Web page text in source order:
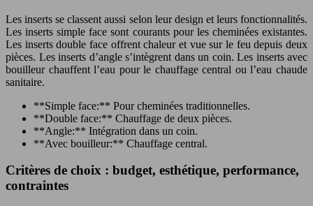
Les inserts se classent aussi selon leur design et leurs fonctionnalités.
Les inserts simple face sont courants pour les cheminées existantes.
Les inserts double face offrent chaleur et vue sur le feu depuis deux
pièces. Les inserts d’angle s’intègrent dans un coin. Les inserts avec
bouilleur chauffent l’eau pour le chauffage central ou l’eau chaude
sanitaire.
**Simple face:** Pour cheminées traditionnelles.
**Double face:** Chauffage de deux pièces.
**Angle:** Intégration dans un coin.
**Avec bouilleur:** Chauffage central.
Critères de choix : budget, esthétique, performance,
contraintes